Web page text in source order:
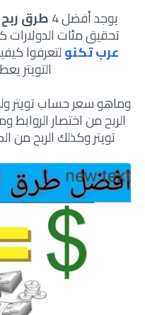
يوجد أفضل 4 طرق
تحقيق مئات
عرب تكنو
التويتر
وماهو سعر حساب تويتر
الربح من اختصار
تويتر وكذلك الربح من